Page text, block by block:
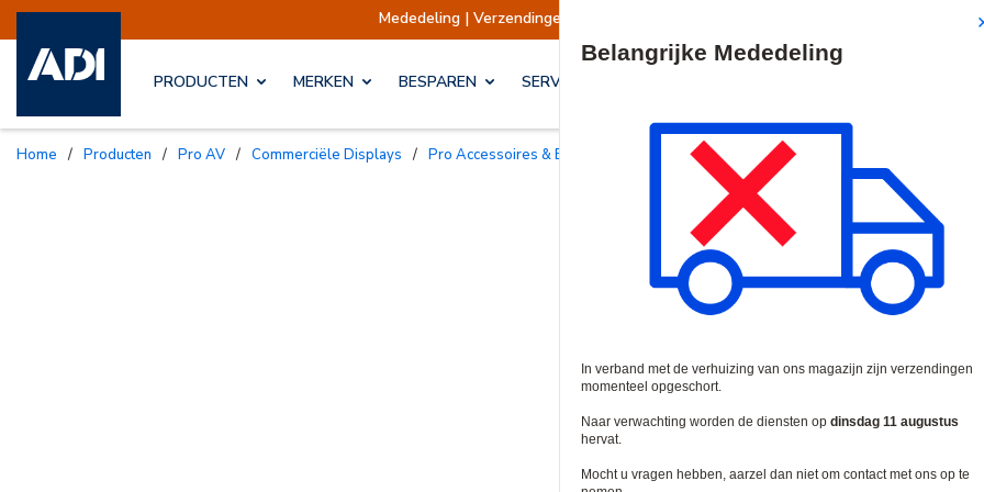
Mededeling | Verzendingen opgeschort Verzendingen worden op dinsdag 11
PRODUCTEN MERKEN BESPAREN SERVICES & OPLOSSINGEN
Home / Producten / Pro AV / Commerciële Displays / Pro Accessoires & Beugels